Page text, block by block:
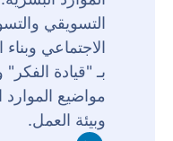
التسويقي
الاجتماعي
بـ "قيادة
مواضيع الموارد
وبيئة العمل.